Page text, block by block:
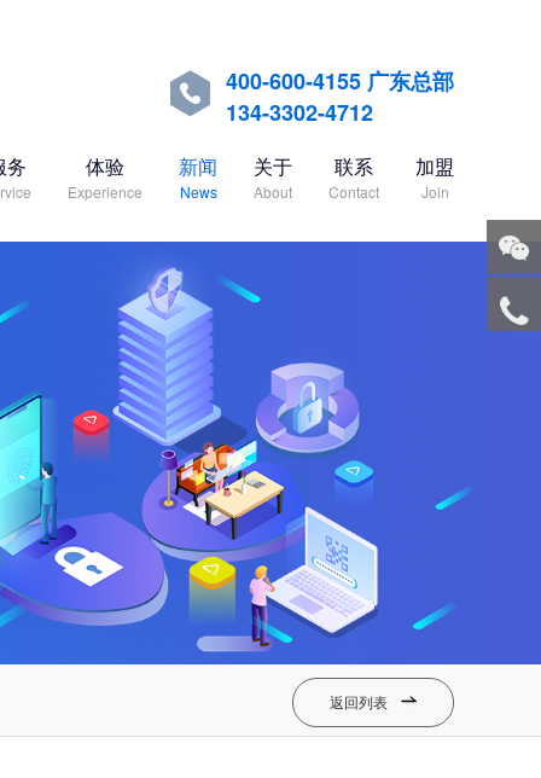

400-600-4155 广东总部
134-3302-4712
务 体验
Experience
新闻
News
关于
About
联系
Contact
加盟
Join
返回列表 
微信